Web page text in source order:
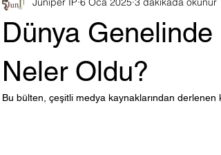
Tasarım ve Ürün Hakları Fikri
Haberleri Marka Hakkı
Dünya
Neler Oldu?
Bu bülten, çeşitli medya kaynaklarından